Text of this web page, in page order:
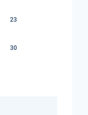
23
30